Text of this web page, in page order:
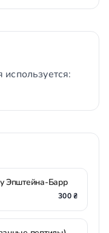
Эпштейна-Барр
300 ₴